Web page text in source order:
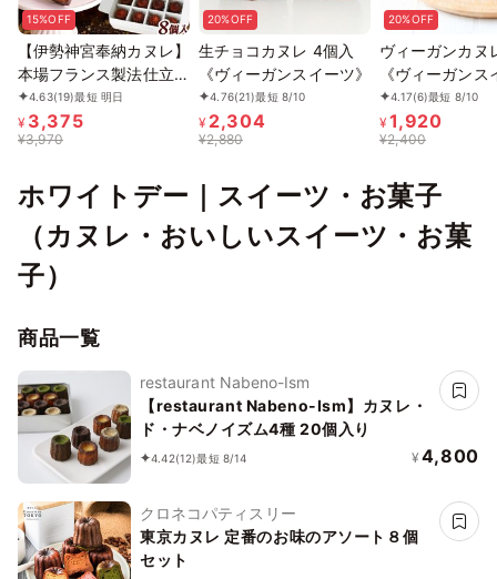
15%OFF
【伊勢神宮奉納カヌレ】
本場フランス製法仕立て
香り高く余韻まで美し
い-キセキのカヌレ お中
元2026
4.63(19)最短 明日
¥ 3,375
¥3,970
20%OFF
生チョコカヌレ 4個入
《ヴィーガンスイーツ》
4.76(21)最短 8/10
¥ 2,304
¥2,880
20%OFF
ヴィーガンカヌ
《ヴィーガンス
4.17(6)最短 8/10
¥1,920
¥2,400
ホワイトデー｜スイーツ・お菓子
（カヌレ・おいしいスイーツ・お菓
子）
商品一覧
restaurant Nabeno-Ism
【restaurant Nabeno-Ism】カヌレ・
ド・ナベノイズム4種 20個入り
4.42(12)最短 8/14 ¥ 4,800
クロネコパティスリー
東京カヌレ 定番のお味のアソート８個
セット